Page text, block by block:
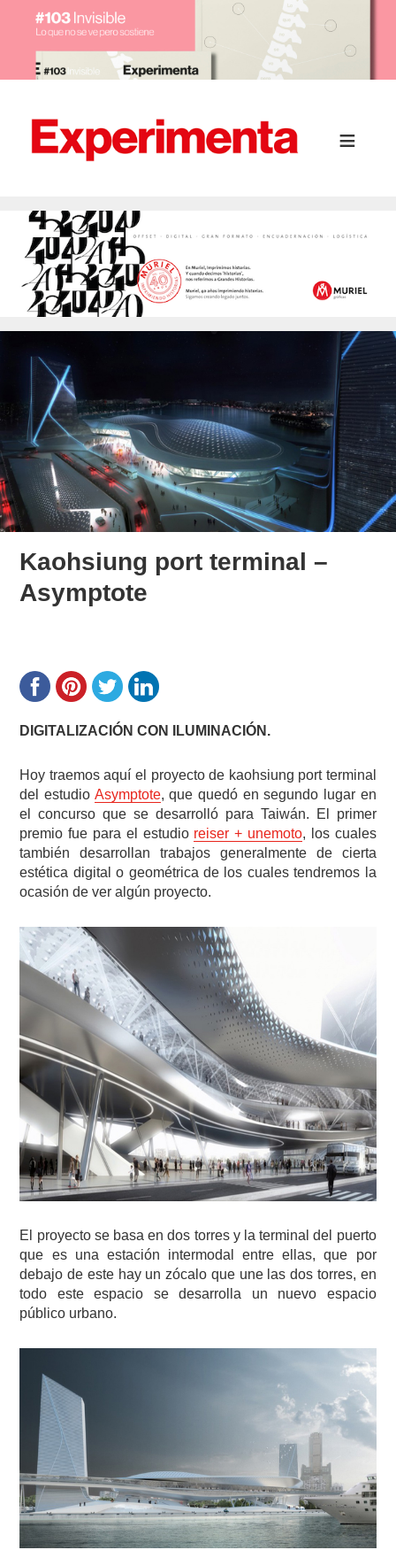
Kaohsiung port terminal –
Asymptote
DIGITALIZACIÓN CON ILUMINACIÓN.
Hoy traemos aquí el proyecto de kaohsiung port terminal
del estudio Asymptote, que quedó en segundo lugar en
el concurso que se desarrolló para Taiwán. El primer
premio fue para el estudio reiser + unemoto, los cuales
también desarrollan trabajos generalmente de cierta
estética digital o geométrica de los cuales tendremos la
ocasión de ver algún proyecto.
El proyecto se basa en dos torres y la terminal del puerto
que es una estación intermodal entre ellas, que por
debajo de este hay un zócalo que une las dos torres, en
todo este espacio se desarrolla un nuevo espacio
público urbano.